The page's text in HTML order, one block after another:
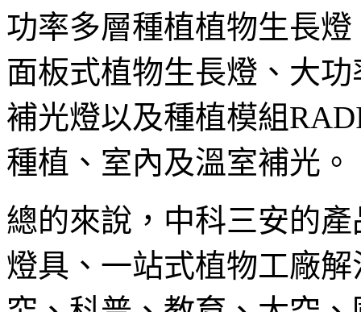
功率多層種植植物生長
面板式植物生長燈、大
補光燈以及種植模組
種植、室內及溫室補光。
總的來說，中科三安的
燈具、一站式植物工廠